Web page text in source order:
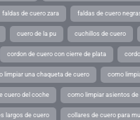
faldas de cuero zara faldas de cuero
cuero de la pu cuchillos de cuero
cordon de cuero con cierre de plata
limpiar una chaqueta de cuero como
cuero del coche como limpiar asientos
largos de cuero collares de cuero para